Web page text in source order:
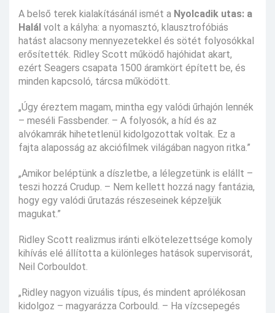
A belső terek kialakításánál ismét a Nyolcadik utas: a
Halál volt a kályha: a nyomasztó, klausztrofóbiás
hatást alacsony mennyezetekkel és sötét folyosókkal
erősítették. Ridley Scott működő hajóhidat akart,
ezért Seagers csapata 1500 áramkört épített be, és
minden kapcsoló, tárcsa működött.
„Úgy éreztem magam, mintha egy valódi űrhajón lennék
– meséli Fassbender. – A folyosók, a híd és az
alvókamrák hihetetlenül kidolgozottak voltak. Ez a
fajta alaposság az akciófilmek világában nagyon ritka.”
„Amikor beléptünk a díszletbe, a lélegzetünk is elállt –
teszi hozzá Crudup. – Nem kellett hozzá nagy fantázia,
hogy egy valódi űrutazás részeseinek képzeljük
magukat.”
Ridley Scott realizmus iránti elkötelezettsége komoly
kihívás elé állította a különleges hatások supervisorát,
Neil Corbouldot.
„Ridley nagyon vizuális típus, és mindent aprólékosan
kidolgoz – magyarázza Corbould. – Ha vízcsepegés